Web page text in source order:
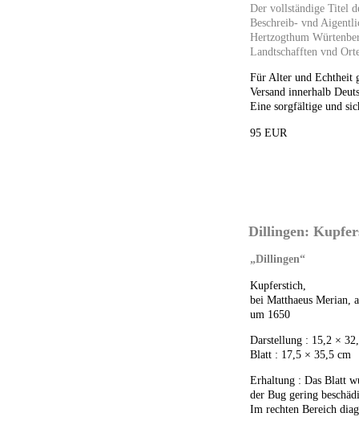
Der vollständige Titel
Beschreib- vnd
Hertzogthum
Landtschafften vnd
Für Alter und Echtheit
Versand innerhalb
Eine sorgfältige und
95 EUR
Dillingen:
„Dillingen“
Kupferstich,
bei Matthaeus Merian,
um 1650
Darstellung : 15,2 ×
Blatt : 17,5 × 35,5 cm
Erhaltung : Das Blatt
der Bug gering
Im rechten Bereich